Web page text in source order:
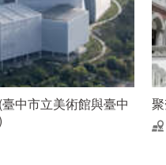
中市立美術館與臺中